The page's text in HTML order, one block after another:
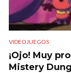
VIDEOJUEGOS
¡Ojo! Muy
Mistery